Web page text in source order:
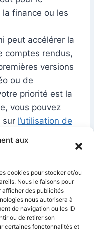
aux
cookies pour stocker et/ou
Nous le faisons pour
afficher des publicités
nous autorisera à
de navigation ou les ID
ou de retirer son
certaines fonctonnalités et
finance ou les
peut accélérer la
comptes rendus,
versions
ou de
priorité est la
vous pouvez
sur l’utilisation de
textes de haute
structurer
proposition de
clients ou
Il ne doit pas
SERP, une